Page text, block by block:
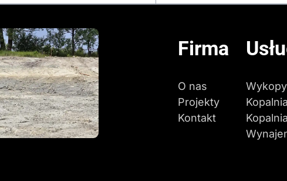
Firma
O nas
Projekty
Kontakt